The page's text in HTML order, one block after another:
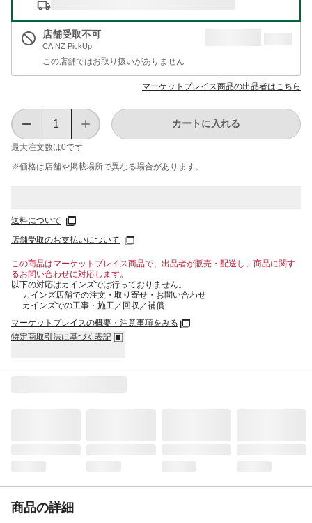
店舗受取不可
CAINZ PickUp
この店舗ではお取り扱いがありません
マーケットプレイス商品の出品者はこちら
最大注文数は0です
カートに入れる
※価格は​店舗や​掲載場所で​異なる​場合が​あります。
送料について
店舗受取のお支払いについて
この商品はマーケットプレイス商品で、出品者が販売・配送し、商品に関す
るお問い合わせに対応します。
以下の対応はカインズでは行っておりません。
カインズ店舗での注文・取り寄せ・お問い合わせ
カインズでの工事・施工／回収／補償
マーケットプレイスの概要・注意事項をみる
特定商取引法に基づく表記
商品の詳細